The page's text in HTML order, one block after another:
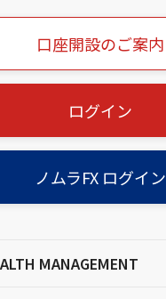
口座開設のご案内
ログイン
ノムラFX ログイン
MANAGEMENT